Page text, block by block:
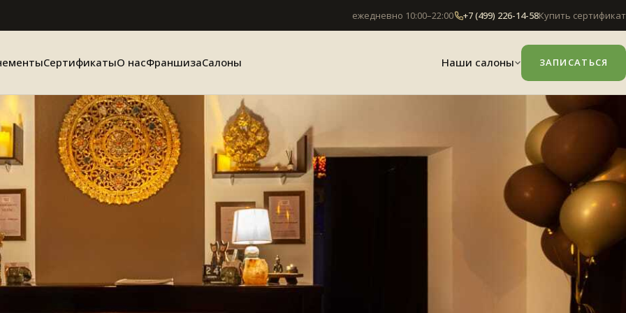
ежедневно 10:00–22:00 +7 (499) 226-14-58Купить сертификат
СертификатыО насФраншизаСалоны Наши салоны ЗАПИСАТЬСЯ